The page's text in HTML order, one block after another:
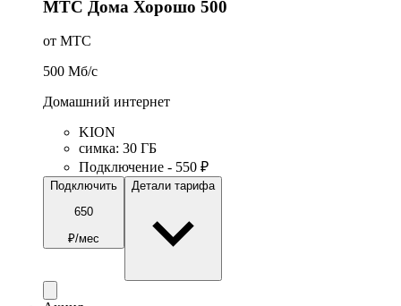
МТС Дома Хорошо 500
от МТС
500 Мб/c
Домашний интернет
KION
симка: 30 ГБ
Подключение - 550 ₽
Подключить
650
₽/мес
Детали тарифа